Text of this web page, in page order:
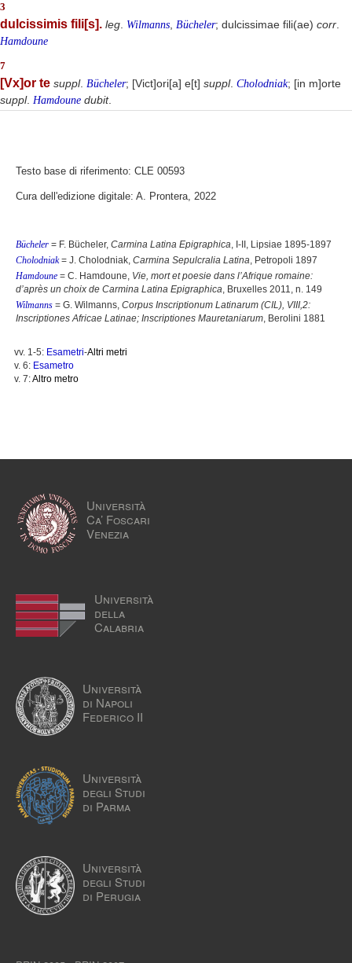
3
dulcissimis fili[s]. leg Wilmanns Bücheler; dulcissimae fili(ae) corr
Hamdoune
7
[Vx]or te suppl. Bücheler; [Vict]ori[a] e[t] suppl. Cholodniak; [in m]orte
suppl. Hamdoune dubit.
Testo base di riferimento: CLE 00593
Cura dell'edizione digitale: A. Prontera, 2022
Bücheler = F. Bücheler, Carmina Latina Epigraphica, I-II, Lipsiae 1895-1897
Cholodniak= J. Cholodniak, Carmina Sepulcralia Latina, Petropoli 1897
Hamdoune = C. Hamdoune, Vie, mort et poesie dans l’Afrique romaine:
d’après un choix de Carmina Latina Epigraphica, Bruxelles 2011, n. 149
Wilmanns = G. Wilmanns, Corpus Inscriptionum Latinarum (CIL), VIII,2:
Inscriptiones Africae Latinae; Inscriptiones Mauretaniarum, Berolini 1881
vv. 1-5: Esametri-Altri metri
v. 6: Esametro
v. 7:Altro metro
Università
Ca’ Foscari
Venezia
Università
della
Calabria
Università
di Napoli
Federico II
Università
degli Studi
di Parma
Università
degli Studi
di Perugia